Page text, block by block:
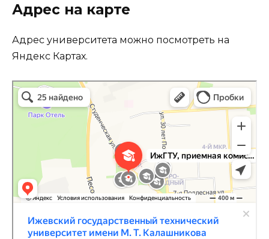
Адрес на карте
Адрес университета можно посмотреть на
Яндекс Картах.